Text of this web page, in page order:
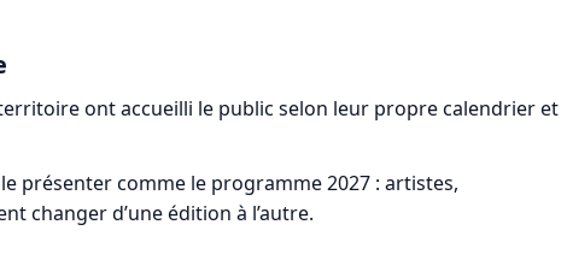
ont accueilli le public selon leur propre calendrier et
présenter comme le programme 2027 : artistes,
changer d’une édition à l’autre.